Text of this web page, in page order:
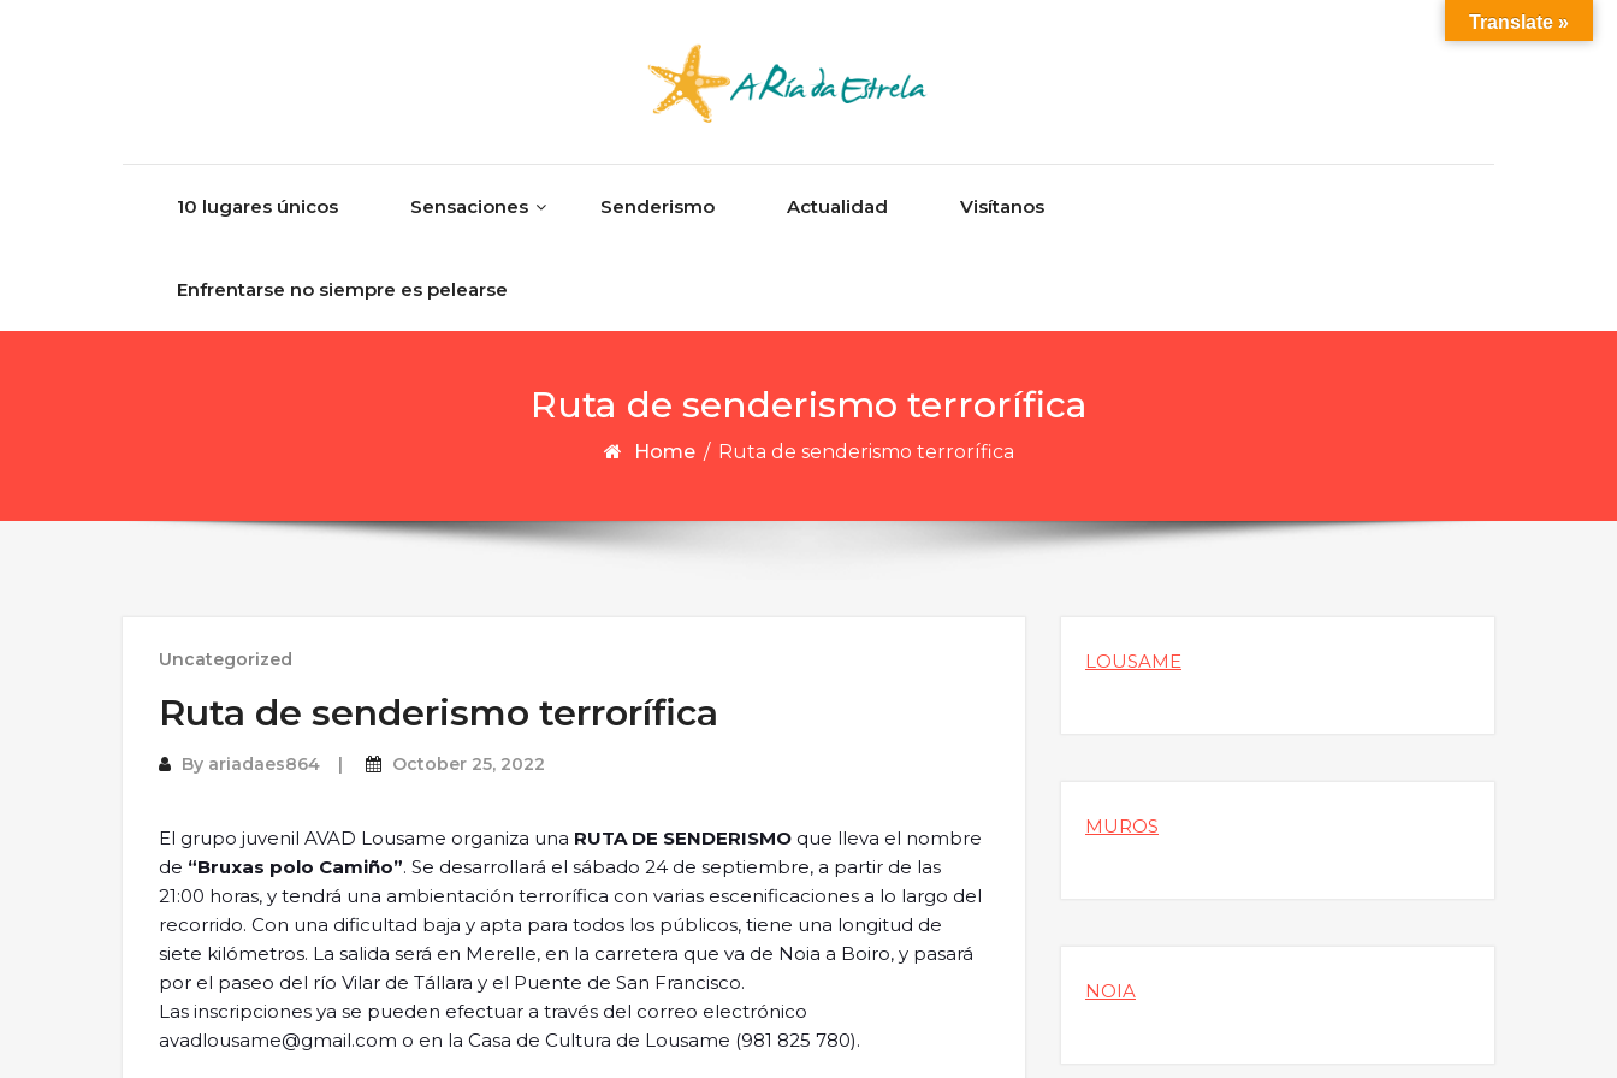
10 lugares únicos Sensaciones Senderismo Actualidad Visítanos
Enfrentarse no siempre es pelearse
Ruta de senderismo terrorífica
Home / Ruta de senderismo terrorífica
Uncategorized
Ruta de senderismo terrorífica
By ariadaes864 October 25, 2022
El grupo juvenil AVAD Lousame organiza una RUTA DE SENDERISMO que lleva el nombre
de “Bruxas polo Camiño”. Se desarrollará el sábado 24 de septiembre, a partir de las
21:00 horas, y tendrá una ambientación terrorífica con varias escenificaciones a lo largo del
recorrido. Con una dificultad baja y apta para todos los públicos, tiene una longitud de
siete kilómetros. La salida será en Merelle, en la carretera que va de Noia a Boiro, y pasará
por el paseo del río Vilar de Tállara y el Puente de San Francisco.
Las inscripciones ya se pueden efectuar a través del correo electrónico
avadlousame@gmail.com o en la Casa de Cultura de Lousame (981 825 780).
LOUSAME
MUROS
NOIA
Translate »